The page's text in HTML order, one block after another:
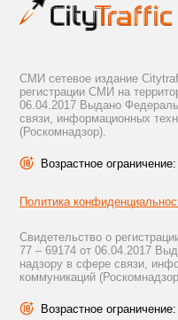
СМИ сетевое издание
регистрации СМИ на
06.04.2017 Выдано
связи, информационных
(Роскомнадзор).
Возрастное
Политика
Свидетельство о
77 – 69174 от 06.04.2017
надзору в сфере связи,
коммуникаций
Возрастное